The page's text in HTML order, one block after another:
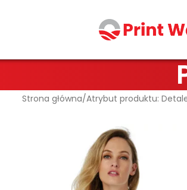
Strona główna Atrybut produktu: